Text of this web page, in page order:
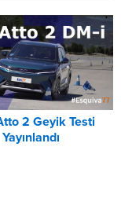
2 Geyik Testi
Yayınlandı